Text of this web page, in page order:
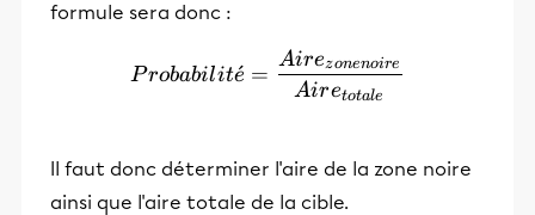
formule sera donc :
Probabilité =
Probabilite
ˊ =
Airetotale
Airezonenoire
Il faut donc déterminer l'aire de la zone noire
ainsi que l'aire totale de la cible.